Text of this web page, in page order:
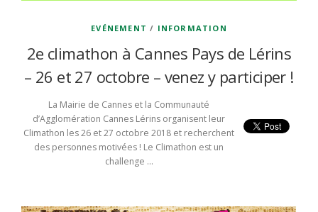
EVÉNEMENT / INFORMATION
2e climathon à Cannes Pays de Lérins
– 26 et 27 octobre – venez y participer !
La Mairie de Cannes et la Communauté
d’Agglomération Cannes Lérins organisent leur
Climathon les 26 et 27 octobre 2018 et recherchent
des personnes motivées ! Le Climathon est un
challenge …